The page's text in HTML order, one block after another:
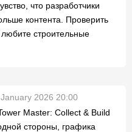
что разработчики
контента. Проверить
строительные
2026 20:00
Master: Collect & Build
стороны, графика